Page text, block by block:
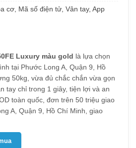
cơ, Mã số điện tử, Vân tay, App
Luxury màu gold là lựa chọn
tại Phước Long A, Quận 9, Hồ
50kg, vừa đủ chắc chắn vừa gọn
tay chỉ trong 1 giây, tiện lợi và an
toàn quốc, đơn trên 50 triệu giao
A, Quận 9, Hồ Chí Minh, giao